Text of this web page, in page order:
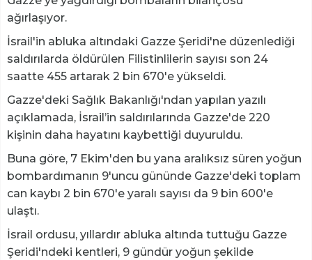
ağırlaşıyor.
İsrail'in abluka altındaki Gazze Şeridi'ne düzenlediği
saldırılarda öldürülen Filistinlilerin sayısı son 24
saatte 455 artarak 2 bin 670'e yükseldi.
Gazze'deki Sağlık Bakanlığı'ndan yapılan yazılı
açıklamada, İsrail’in saldırılarında Gazze'de 220
kişinin daha hayatını kaybettiği duyuruldu.
Buna göre, 7 Ekim'den bu yana aralıksız süren yoğun
bombardımanın 9'uncu gününde Gazze'deki toplam
can kaybı 2 bin 670'e yaralı sayısı da 9 bin 600'e
ulaştı.
İsrail ordusu, yıllardır abluka altında tuttuğu Gazze
Şeridi'ndeki kentleri, 9 gündür yoğun şekilde